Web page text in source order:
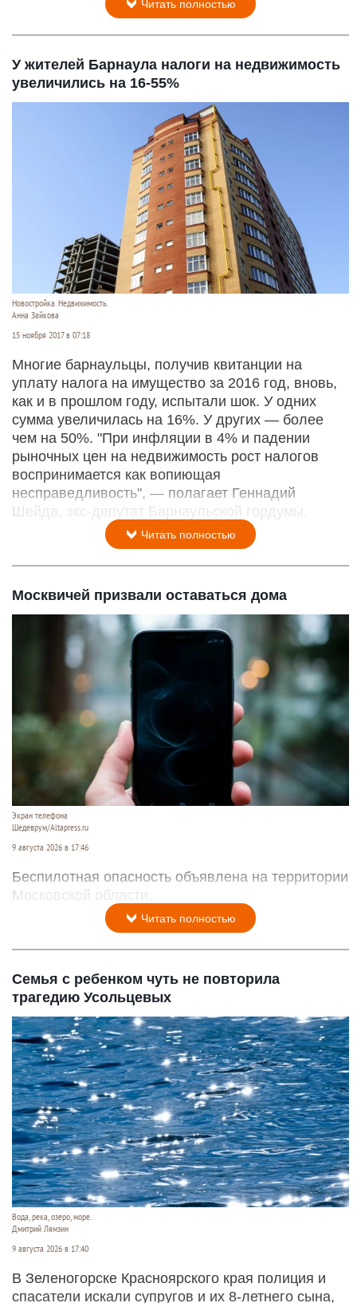
Читать полностью
У жителей Барнаула налоги на недвижимость
увеличились на 16-55%
Новостройка. Недвижимость.
Анна Зайкова
15 ноября 2017 в 07:18
Многие барнаульцы, получив квитанции на
уплату налога на имущество за 2016 год, вновь,
как и в прошлом году, испытали шок. У одних
сумма увеличилась на 16%. У других — более
чем на 50%. "При инфляции в 4% и падении
рыночных цен на недвижимость рост налогов
воспринимается как вопиющая
несправедливость", — полагает Геннадий
Шейда, экс-депутат Барнаульской гордумы.
Читать полностью
Москвичей призвали оставаться дома
Экран телефона
Шедеврум/Altapress.ru
9 августа 2026 в 17:46
Беспилотная опасность объявлена на территории
Московской области.
Читать полностью
Семья с ребенком чуть не повторила
трагедию Усольцевых
Вода, река, озеро, море.
Дмитрий Лямзин
9 августа 2026 в 17:40
В Зеленогорске Красноярского края полиция и
спасатели искали супругов и их 8-летнего сына,